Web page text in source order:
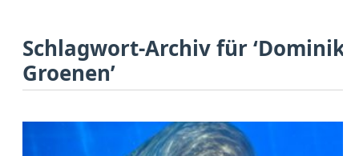
Schlagwort-Archiv für ‘Dominik
Groenen’